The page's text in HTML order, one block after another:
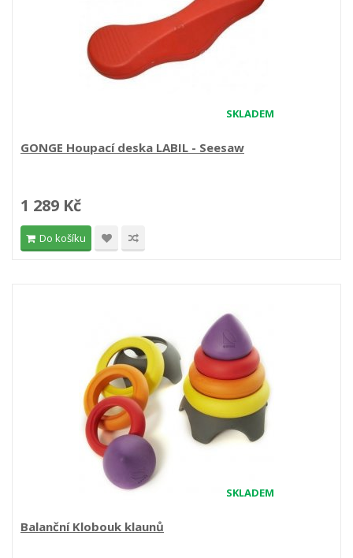
SKLADEM
GONGE Houpací deska LABIL - Seesaw
1 289 Kč
Do košíku
SKLADEM
Balanční Klobouk klaunů